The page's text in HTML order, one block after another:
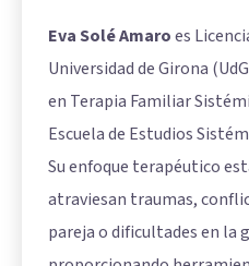
Eva Solé Amaroes
Universidad de Girona
en Terapia Familiar
Escuela de Estudios
Su enfoque terapéutico
atraviesan traumas,
pareja o dificultades en la